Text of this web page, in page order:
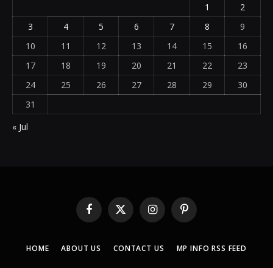
1
2
3
4 5 6 7 8
9
10
11 12 13 14 15
16
17
18 19 20 21 22
23
24
25 26 27 28 29
30
31
« Jul
Facebook
X
(Twitter)
InstagramPinterest
HOME ABOUT US CONTACT US MP INFO RSS FEED